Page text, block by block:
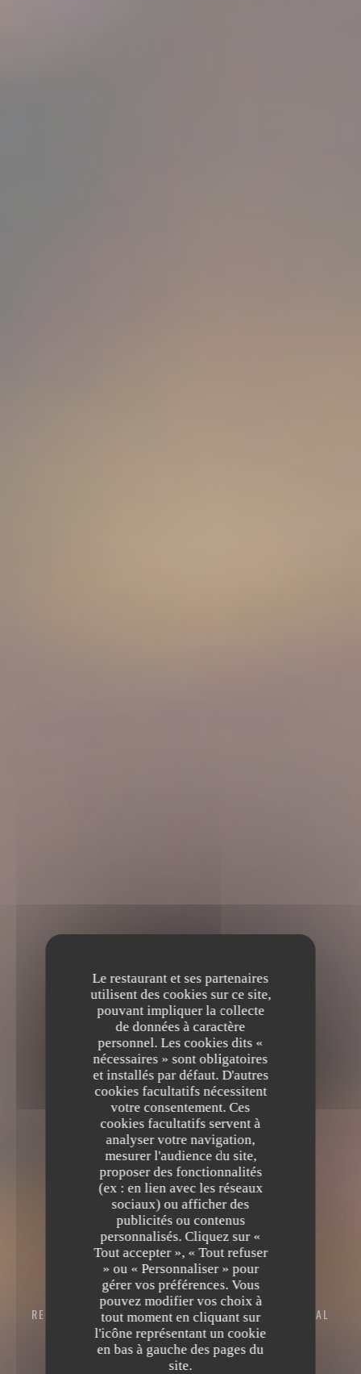
Le restaurant et ses partenaires
utilisent des cookies sur ce site,
pouvant impliquer la collecte
de données à caractère
personnel. Les cookies dits «
nécessaires » sont obligatoires
et installés par défaut. D'autres
cookies facultatifs nécessitent
votre consentement. Ces
cookies facultatifs servent à
analyser votre navigation,
mesurer l'audience du site,
proposer des fonctionnalités
(ex : en lien avec les réseaux
sociaux) ou afficher des
publicités ou contenus
personnalisés. Cliquez sur «
Tout accepter », « Tout refuser
» ou « Personnaliser » pour
gérer vos préférences. Vous
pouvez modifier vos choix à
tout moment en cliquant sur
l'icône représentant un cookie
en bas à gauche des pages du
site.
RESTAURANT ITALIEN - PIZZERIA
10 BOUCLE DU VAL
MARIE 57100 THIONVILLE